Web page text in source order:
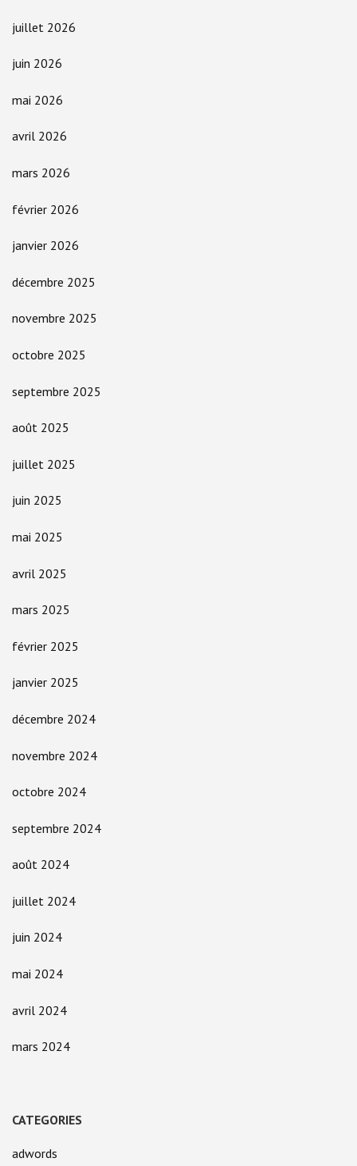
juillet 2026
juin 2026
mai 2026
avril 2026
mars 2026
février 2026
janvier 2026
décembre 2025
novembre 2025
octobre 2025
septembre 2025
août 2025
juillet 2025
juin 2025
mai 2025
avril 2025
mars 2025
février 2025
janvier 2025
décembre 2024
novembre 2024
octobre 2024
septembre 2024
août 2024
juillet 2024
juin 2024
mai 2024
avril 2024
mars 2024
CATEGORIES
adwords